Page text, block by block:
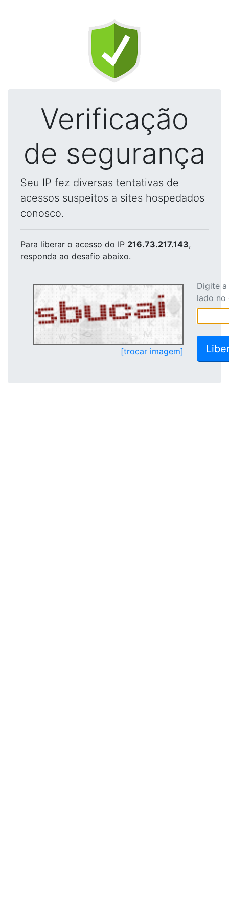
Verificação
de segurança
Seu IP fez diversas tentativas de
acessos suspeitos a sites hospedados
conosco.
Para liberar o acesso do IP 216.73.217.143,
responda ao desafio abaixo.
[trocar imagem]
Digite
lado no